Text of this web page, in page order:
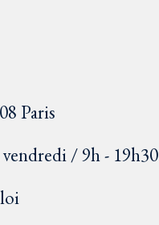
Paris
/ 9h - 19h30